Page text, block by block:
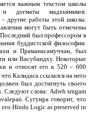
важным текстом школы
мадхьямиков.
– другие работы этой школы.
могут быть отмечены
был профессором в
буддистской философии.
и Праманасамуччаи, был
или Васубандху. Некоторые
и относят его к 520 – 600
Калидаса ссылался на него
был достигнуть своего
Следуют слова: Adreh srngam
Сугуира говорит, что
Hindu Logic as preserved in